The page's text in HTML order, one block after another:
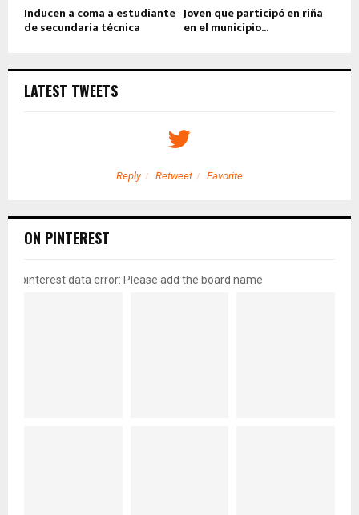
Inducen a coma a estudiante
de secundaria técnica
Joven que participó en riña
en el municipio...
LATEST TWEETS
Reply Retweet Favorite
ON PINTEREST
pinterest data error: Please add the board name